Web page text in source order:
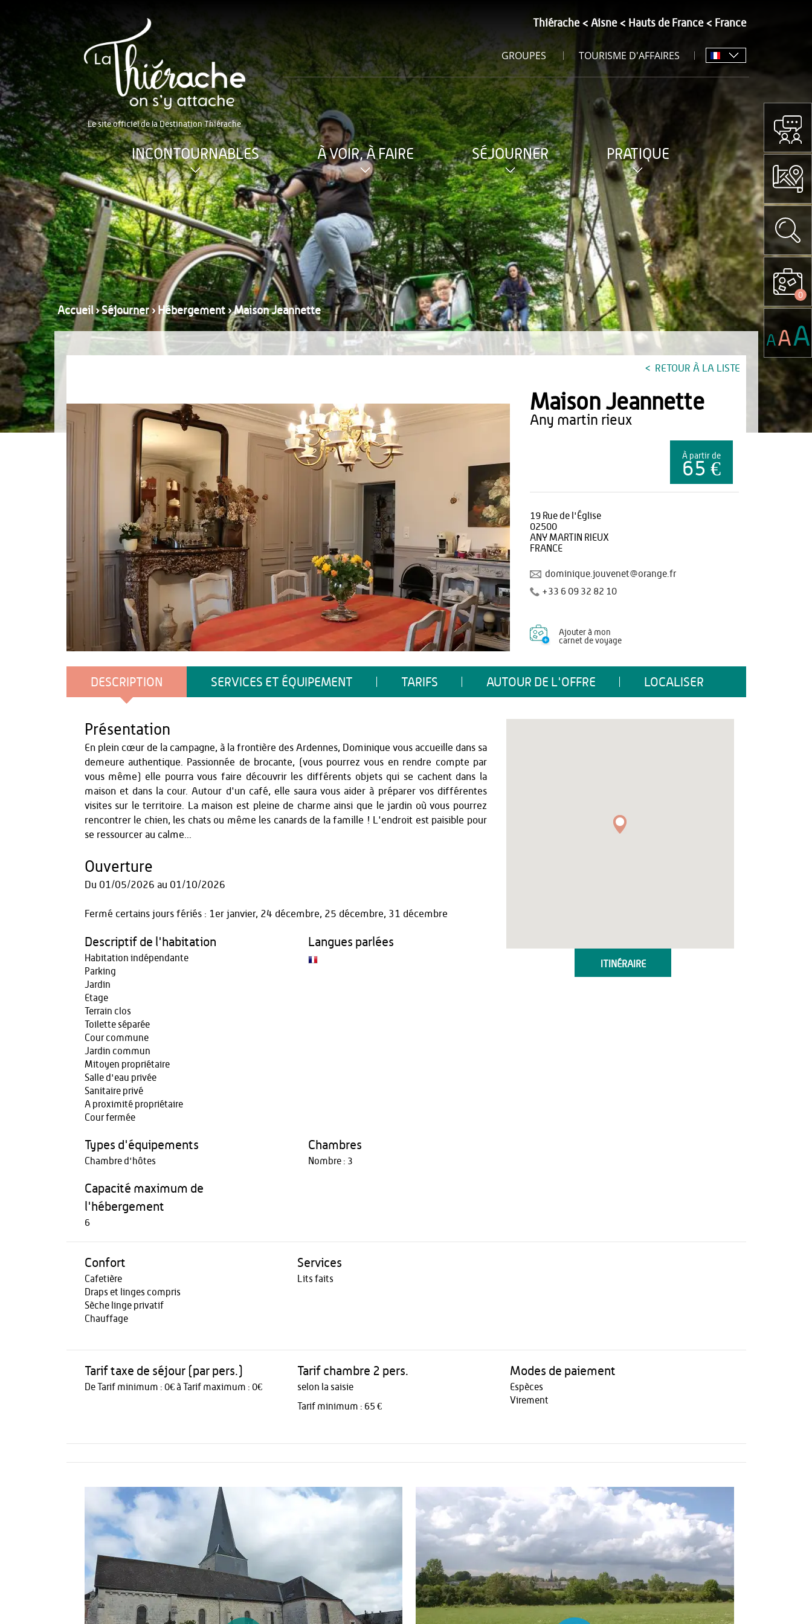
Le site officiel de la Destination Thiérache
Thiérache Aisne Hauts de France France
GROUPES TOURISME D'AFFAIRES
INCONTOURNABLES À VOIR, À FAIRE SÉJOURNER PRATIQUE
Accueil›Séjourner› Hébergement ›Maison Jeannette
RETOUR À LA LISTE
Maison Jeannette
any martin rieux
À partir de
65 €
19 Rue de l'Église
02500
ANY MARTIN RIEUX
FRANCE
dominique.jouvenet@orange.fr
+33 6 09 32 82 10
Ajouter à mon
carnet de voyage
DESCRIPTION SERVICES ET ÉQUIPEMENT TARIFS AUTOUR DE L'OFFRE LOCALISER
ITINÉRAIRE
Présentation
En plein cœur de la campagne, à la frontière des Ardennes, Dominique vous accueille dans sa
demeure authentique. Passionnée de brocante, (vous pourrez vous en rendre compte par
vous même) elle pourra vous faire découvrir les différents objets qui se cachent dans la
maison et dans la cour. Autour d'un café, elle saura vous aider à préparer vos différentes
visites sur le territoire. La maison est pleine de charme ainsi que le jardin où vous pourrez
rencontrer le chien, les chats ou même les canards de la famille ! L'endroit est paisible pour
se ressourcer au calme...
Ouverture
Du 01/05/2026 au 01/10/2026
Fermé certains jours fériés : 1er janvier, 24 décembre, 25 décembre, 31 décembre
Descriptif de l'habitation
Habitation indépendante
Parking
Jardin
Etage
Terrain clos
Toilette séparée
Cour commune
Jardin commun
Mitoyen propriétaire
Salle d'eau privée
Sanitaire privé
A proximité propriétaire
Cour fermée
Langues parlées
Types d'équipements
Chambre d'hôtes
Chambres
Nombre : 3
Capacité maximum de
l'hébergement
6
Confort
Cafetière
Draps et linges compris
Sèche linge privatif
Chauffage
Services
Lits faits
Tarif taxe de séjour (par pers.)
De Tarif minimum : 0€ à Tarif maximum : 0€
Tarif chambre 2 pers.
selon la saisie
Tarif minimum : 65 €
Modes de paiement
Espèces
Virement
0
AAA